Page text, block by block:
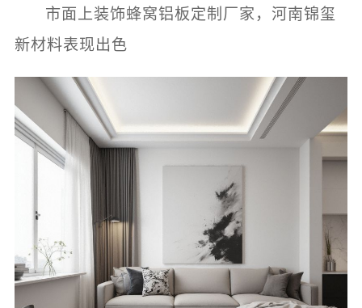
市面上装饰蜂窝铝板定制厂家，河南锦玺
新材料表现出色